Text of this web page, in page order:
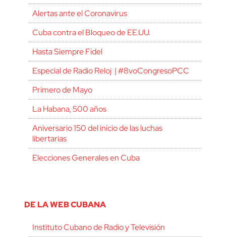
Alertas ante el Coronavirus
Cuba contra el Bloqueo de EE.UU.
Hasta Siempre Fidel
Especial de Radio Reloj | #8voCongresoPCC
Primero de Mayo
La Habana, 500 años
Aniversario 150 del inicio de las luchas
libertarias
Elecciones Generales en Cuba
DE LA WEB CUBANA
Instituto Cubano de Radio y Televisión